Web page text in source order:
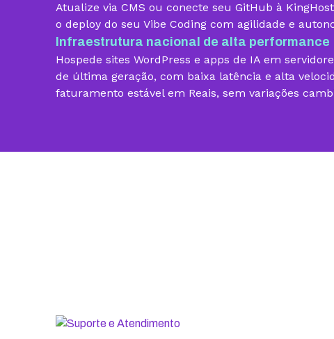
Migração grátis
Vibe Coding
Criador de Sites grátis
Segurança
Atualize via CMS ou conecte seu GitHub à
o deploy do seu Vibe Coding com agilidade e
Infraestrutura nacional de alta performance
Hospede sites WordPress e apps de IA em
de última geração, com baixa latência e alta
faturamento estável em Reais, sem variações